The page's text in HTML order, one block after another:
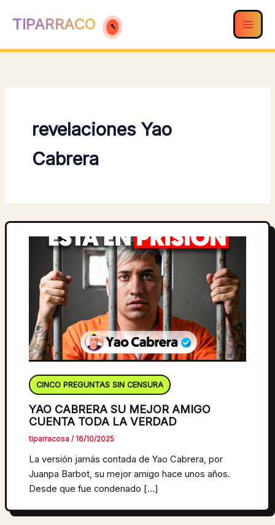
TIPARRACO
revelaciones Yao
Cabrera
CINCO PREGUNTAS SIN CENSURA
YAO CABRERA SU MEJOR AMIGO
CUENTA TODA LA VERDAD
tiparracosa/16/10/2025
La versión jamás contada de Yao Cabrera, por
Juanpa Barbot, su mejor amigo hace unos años.
Desde que fue condenado […]